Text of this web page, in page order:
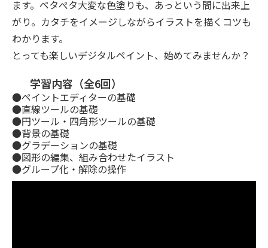
ます。ペタぺタ大変な色塗りも、あっという間に出来上
がり。カタチをイメージしながらイラストを描くコツも
わかります。
とっても楽しいデジタルペイント、始めてみませんか？
学習内容（全6回）
●ペイントエディターの基礎
●直線ツールの基礎
●円ツール・四角形ツールの基礎
●背景の基礎
●グラデーションの基礎
●図形の編集、組み合わせたイラスト
●グループ化・解除の操作